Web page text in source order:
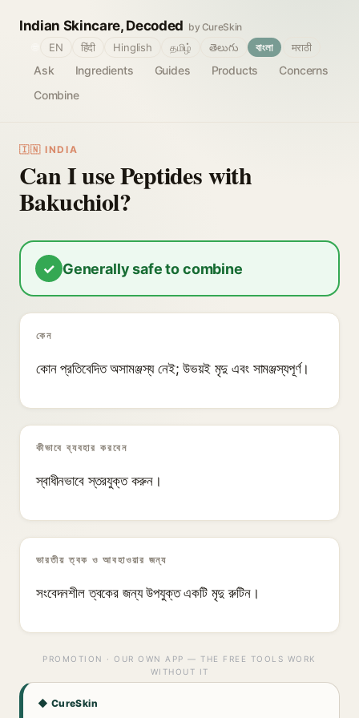
Indian Skincare, Decoded by CureSkin
Ask Ingredients Guides Products
Concerns
Combine
EN हिंदी Hinglish தமிழ் తెలుగు বাংলা मराठी
🇮🇳 INDIA
Can I use Peptides with
Bakuchiol?
✓ Generally safe to combine
কেন
কোন প্রতিবেদিত অসামঞ্জস্য নেই; উভয়ই মৃদু এবং সামঞ্জস্যপূর্ণ।
কীভাবে ব্যবহার করবেন
স্বাধীনভাবে স্তরযুক্ত করুন।
ভারতীয় ত্বক ও আবহাওয়ার জন্য
সংবেদনশীল ত্বকের জন্য উপযুক্ত একটি মৃদু রুটিন।
PROMOTION · OUR OWN APP — THE FREE TOOLS WORK
WITHOUT IT
◆ CureSkin